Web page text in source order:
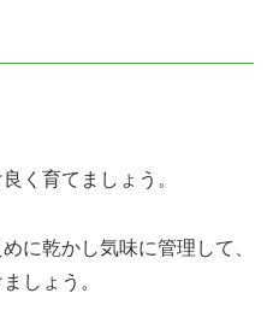
く育てましょう。
に乾かし気味に管理して、
しょう。